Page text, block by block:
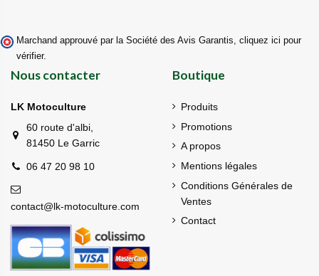
Marchand approuvé par la Société des Avis Garantis, cliquez ici pour
vérifier.
Nous contacter
LK Motoculture
60 route d'albi,
81450 Le Garric
06 47 20 98 10
contact@lk-motoculture.com
Boutique
Produits
Promotions
A propos
Mentions légales
Conditions Générales de
Ventes
Contact